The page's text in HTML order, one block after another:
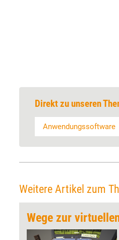
Direkt zu unseren
Anwendungssoftware
Weitere Artikel zum
Wege zur